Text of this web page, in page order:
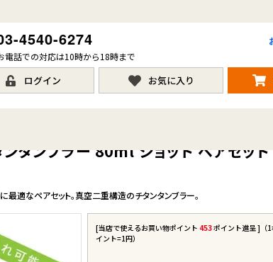
4540-6274
電話での対応は10時から18時まで
ログイン お気に入り
適なペアセット。真空二重構造のチタンタンブラー。
タンブラー 80ml ショット ペアセッ
[当店で使えるお買い物ポイント 453ポイント進呈 ]（1
イント=1円）